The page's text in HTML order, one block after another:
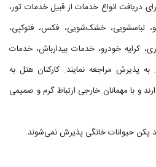
دریافت انواع خدمات از قبیل خدمات تور،
لباسشویی، خشک‌شویی، فکس، فتوکپی،
کرایه خودرو، خدمات بیدارباش، خدمات
پذیرش مراجعه نمایند. کارکنان هتل به
و با مهمانان خارجی ارتباط گرم و صمیمی
پکن حیوانات خانگی پذیرش نمی‌شوند.